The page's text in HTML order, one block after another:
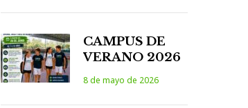
CAMPUS DE
VERANO 2026
8 de mayo de 2026